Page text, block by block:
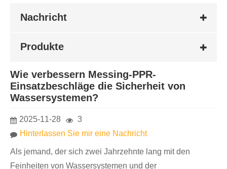
Nachricht
Produkte
Wie verbessern Messing-PPR-
Einsatzbeschläge die Sicherheit von
Wassersystemen?
2025-11-28
3
Hinterlassen Sie mir eine Nachricht
Als jemand, der sich zwei Jahrzehnte lang mit den
Feinheiten von Wassersystemen und der